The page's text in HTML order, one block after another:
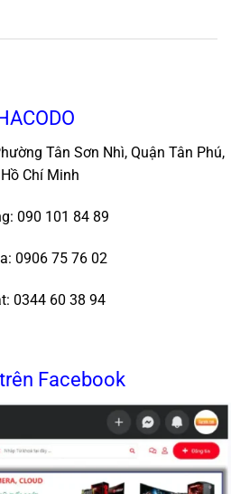
Tân Sơn Nhì, Quận Tân Phú,
Hồ Chí Minh
090 101 84 89
0906 75 76 02
0344 60 38 94
Facebook